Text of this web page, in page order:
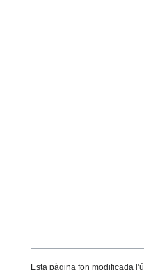
Esta pàgina fon modificada